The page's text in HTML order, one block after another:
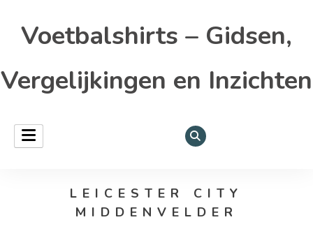
Voetbalshirts – Gidsen,
Vergelijkingen en Inzichten
LEICESTER CITY
MIDDENVELDER